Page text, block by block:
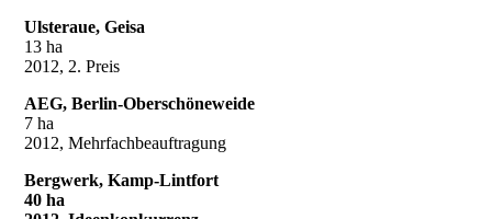
Ulsteraue, Geisa
13 ha
2012, 2. Preis
AEG, Berlin-Oberschöneweide
7 ha
2012, Mehrfachbeauftragung
Bergwerk, Kamp-Lintfort
40 ha